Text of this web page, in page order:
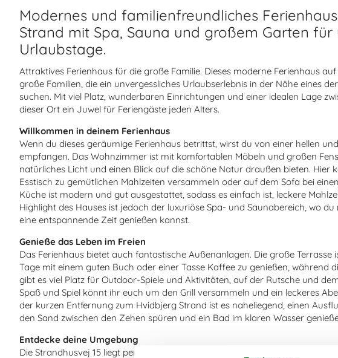
Modernes und familienfreundliches
Strand mit Spa, Sauna und großem Garten für
Urlaubstage.
Attraktives Ferienhaus für die große Familie. Dieses moderne Ferienhaus
große Familien, die ein unvergessliches Urlaubserlebnis in der Nähe eines
suchen. Mit viel Platz, wunderbaren Einrichtungen und einer idealen Lage
dieser Ort ein Juwel für Feriengäste jeden Alters.
Willkommen in deinem Ferienhaus
Wenn du dieses geräumige Ferienhaus betrittst, wirst du von einer hellen
empfangen. Das Wohnzimmer ist mit komfortablen Möbeln und großen
natürliches Licht und einen Blick auf die schöne Natur draußen bieten. Hier
Esstisch zu gemütlichen Mahlzeiten versammeln oder auf dem Sofa bei
Küche ist modern und gut ausgestattet, sodass es einfach ist, leckere
Highlight des Hauses ist jedoch der luxuriöse Spa- und Saunabereich, wo
eine entspannende Zeit genießen kannst.
Genieße das Leben im Freien
Das Ferienhaus bietet auch fantastische Außenanlagen. Die große Terrasse
Tage mit einem guten Buch oder einer Tasse Kaffee zu genießen, während
gibt es viel Platz für Outdoor-Spiele und Aktivitäten, auf der Rutsche und
Spaß und Spiel könnt ihr euch um den Grill versammeln und ein leckeres
der kurzen Entfernung zum Hvidbjerg Strand ist es naheliegend, einen
den Sand zwischen den Zehen spüren und ein Bad im klaren Wasser
Entdecke deine Umgebung
Die Strandhusvej 15 liegt perfekt zwischen Vejle und Fredericia, was euch